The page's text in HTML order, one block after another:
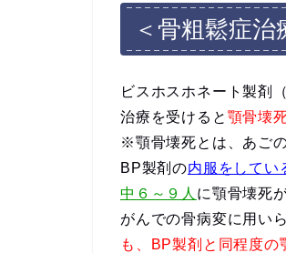
＜骨粗鬆症
ビスホスホネート製剤
治療を受けると 顎骨壊
※顎骨壊死とは、あご
BP製剤の内服をしてい
中６～９人 に顎骨壊死
がんでの骨病変に用い
も、BP製剤と同程度の